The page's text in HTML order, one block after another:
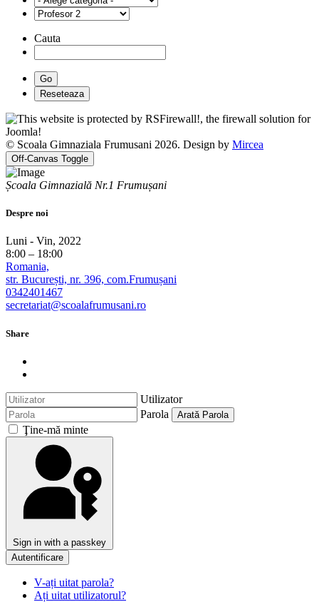
Cauta
© Scoala Gimnaziala Frumusani 2026. Design by Mircea
Off-Canvas Toggle
Școala Gimnazială Nr.1 Frumușani
Despre noi
Luni - Vin, 2022
8:00 – 18:00
Romania,
str. București, nr. 396, com.Frumușani
0342401467
secretariat@scoalafrumusani.ro
Share
Utilizator
Parola
Arată Parola
Ţine-mă minte
Sign in with a passkey
Autentificare
V-ați uitat parola?
Ați uitat utilizatorul?